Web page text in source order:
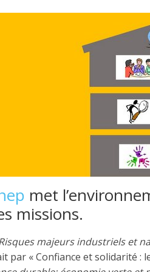
met
missions.
majeurs industriels et
par « Confiance et solidarité :